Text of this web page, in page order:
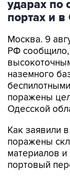
ударах по
портах и в
Москва. 9
РФ сообщило,
наземного
поражены
Одесской
Как заявили
поражены
материалов
портовый